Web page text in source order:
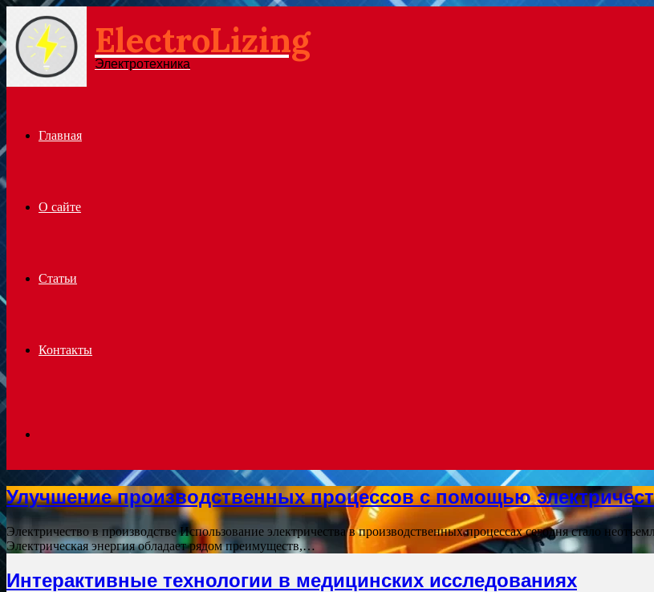
Menu ElectroLizing
Электротехника
Главная
О сайте
Статьи
Контакты
for
Улучшение производственных процессов с помощью
Электричество в производстве Использование электричества в производственных процессах сегодня стало
Электрическая энергия обладает рядом преимуществ,…
Интерактивные технологии в медицинских исследованиях